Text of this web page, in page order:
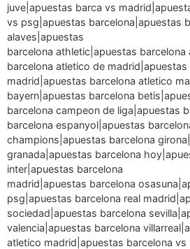
juve|apuestas barca vs
vs psg|apuestas barcelona|apuestas
alaves|apuestas
barcelona athletic|apuestas
barcelona atletico de
madrid|apuestas barcelona atletico
bayern|apuestas barcelona
barcelona campeon de liga|apuestas
barcelona espanyol|apuestas
champions|apuestas barcelona
granada|apuestas barcelona
inter|apuestas barcelona
madrid|apuestas barcelona
psg|apuestas barcelona real
sociedad|apuestas barcelona
valencia|apuestas barcelona
atletico madrid|apuestas barcelona